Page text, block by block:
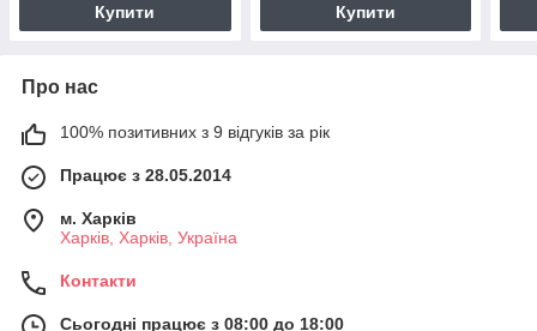
Купити Купити
Про нас
100% позитивних з 9 відгуків за рік
Працює з 28.05.2014
м. Харків
Харків, Харків, Україна
Контакти
Сьогодні працює з 08:00 до 18:00